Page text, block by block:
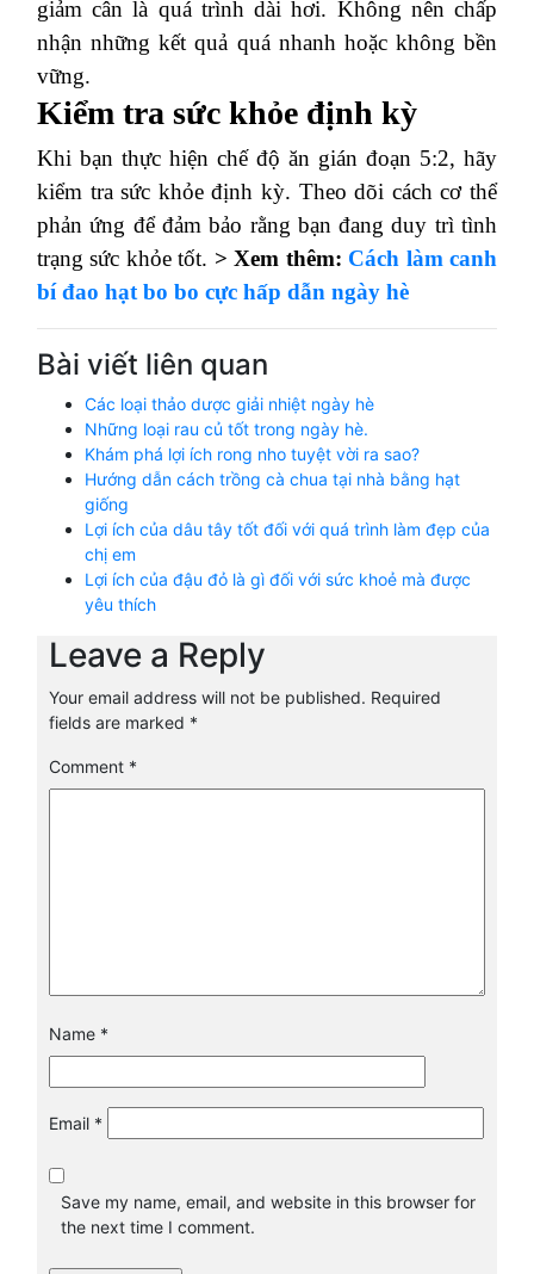
giảm cân là quá trình dài hơi. Không nên chấp
nhận những kết quả quá nhanh hoặc không bền
vững.
Kiểm tra sức khỏe định kỳ
Khi bạn thực hiện chế độ ăn gián đoạn 5:2, hãy
kiểm tra sức khỏe định kỳ. Theo dõi cách cơ thể
phản ứng để đảm bảo rằng bạn đang duy trì tình
trạng sức khỏe tốt. > Xem thêm: Cách làm canh
bí đao hạt bo bo cực hấp dẫn ngày hè
Bài viết liên quan
Các loại thảo dược giải nhiệt ngày hè
Những loại rau củ tốt trong ngày hè.
Khám phá lợi ích rong nho tuyệt vời ra sao?
Hướng dẫn cách trồng cà chua tại nhà bằng hạt
giống
Lợi ích của dâu tây tốt đối với quá trình làm đẹp của
chị em
Lợi ích của đậu đỏ là gì đối với sức khoẻ mà được
yêu thích
Leave a Reply
Your email address will not be published. Required
fields are marked *
Comment *
Name *
Email *
Save my name, email, and website in this browser for
the next time I comment.